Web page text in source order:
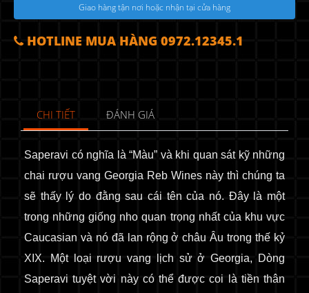
Giao hàng tận nơi hoặc nhận tại cửa hàng
HOTLINE MUA HÀNG 0972.12345.1
CHI TIẾT ĐÁNH GIÁ
Saperavi có nghĩa là “Màu” và khi quan sát kỹ những
chai rượu vang Georgia Reb Wines này thì chúng ta
sẽ thấy lý do đằng sau cái tên của nó. Đây là một
trong những giống nho quan trọng nhất của khu vực
Caucasian và nó đã lan rộng ở châu Âu trong thế kỷ
XIX. Một loại rượu vang lịch sử ở Georgia, Dòng
Saperavi tuyệt vời này có thể được coi là tiền thân